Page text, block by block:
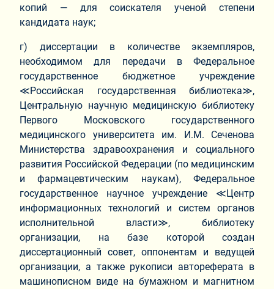
копий — для соискателя ученой степени
кандидата наук;
г) диссертации в количестве экземпляров,
необходимом для передачи в Федеральное
государственное бюджетное учреждение
≪Российская государственная библиотека≫,
Центральную научную медицинскую библиотеку
Первого Московского государственного
медицинского университета им. И.М. Сеченова
Министерства здравоохранения и социального
развития Российской Федерации (по медицинским
и фармацевтическим наукам), Федеральное
государственное научное учреждение ≪Центр
информационных технологий и систем органов
исполнительной власти≫, библиотеку
организации, на базе которой создан
диссертационный совет, оппонентам и ведущей
организации, а также рукописи автореферата в
машинописном виде на бумажном и магнитном